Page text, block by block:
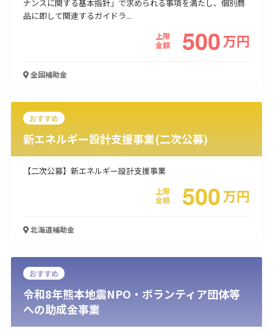
使い道
海外展開 設備投資
IT導入
特許・知的財産
起業・創業
受付中のみ
ナンスに関する基本指針」で求められる事項を満たし、個別商
品に即して関連するガイドラ...
上限
金額
500万円
全国補助金
おすすめ
新エネルギー設計支援事業(二次公募)
【二次公募】新エネルギー設計支援事業
上限
金額
500万円
北海道補助金
おすすめ
令和8年熊本地震NPO・ボランティア団体等
への助成金事業